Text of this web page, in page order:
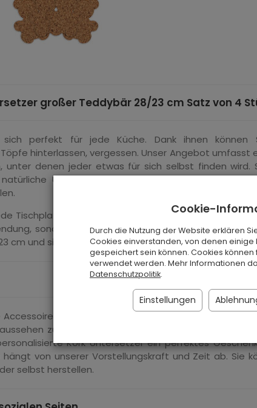
großer Teddybär 28/23 cm Satz von 4
sich perfekt für jede Küche. Dank ihnen können
hinterlassen, vergessen. Unser Angebot umfasst
unter denen jeder etwas für sich selbst finden wird.
Untersetzer, Untersetzer für heiße
Tischplatte vor Schmutz und Kratzern, Dank ihrer
sondern sind auch ein tolles
cm und sind 3 mm stark. Die dekorativen
auf einem Tisch sein, wenn Sie bereit
zu lassen.
Kork Untersetzer ein perfektes
hängt von unserer Vorstellungskraft und Zeit ab. Sie
selbst herstellen.
Cookie-
Durch die Nutzung der Website erklären
Cookies einverstanden, von denen einige
gespeichert sein können. Cookies
verwendet werden. Mehr Informationen
Datenschutzpolitik.
Einstellungen